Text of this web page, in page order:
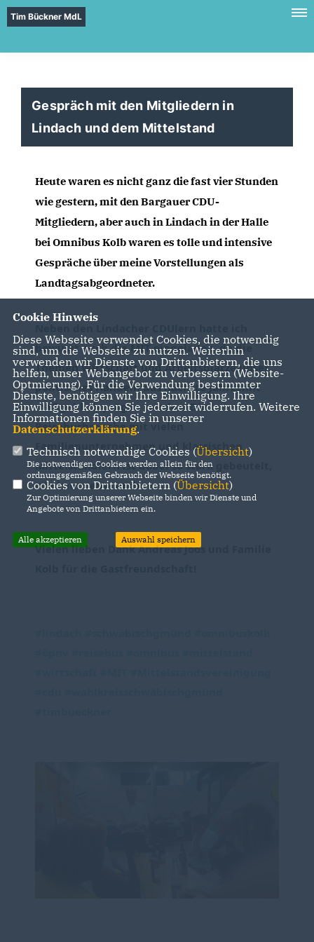
Tim Bückner MdL
Gespräch mit den Mitgliedern in
Lindach und dem Mittelstand
Heute waren es nicht ganz die fast vier Stunden
wie gestern, mit den Bargauer CDU-
Mitgliedern, aber auch in Lindach in der Halle
bei Omnibus Kolb waren es tolle und intensive
Gespräche über meine Vorstellungen als
Landtagsabgeordneter.
bewusst auch die MIT eingeladen, da die
Themen Wirtschaft und Arbeitsplätze unser
politisches Handeln das nächste Jahrzehnt
maßgeblich prägen werden. Die
Reisebusbranche mit vielen
Familienunternehmen und klassischen
Mittelständlern ist dabei so stark gebeutelt,
wie kaum eine andere.
Vielen lieben Dank Andreas Joos und Familie
Cookie Hinweis
Diese Webseite verwendet Cookies, die notwendig
sind, um die Webseite zu nutzen. Weiterhin
verwenden wir Dienste von Drittanbietern, die uns
helfen, unser Webangebot zu verbessern (Website-
Optmierung). Für die Verwendung bestimmter
Dienste, benötigen wir Ihre Einwilligung. Ihre
Einwilligung können Sie jederzeit widerrufen. Weitere
Informationen finden Sie in unserer
Datenschutzerklärung.
Technisch notwendige Cookies (Übersicht)
Die notwendigen Cookies werden allein für den
ordnungsgemäßen Gebrauch der Webseite benötigt.
Cookies von Drittanbietern (Übersicht)
Zur Optimierung unserer Webseite binden wir Dienste und
Angebote von Drittanbietern ein.
Alle akzeptieren Auswahl speichern